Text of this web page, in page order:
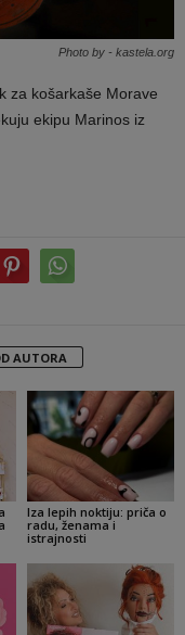
Photo by - kastela.org
za košarkaše Morave
ekipu Marinos iz
AUTORA
Iza lepih noktiju: priča o
radu, ženama i
istrajnosti